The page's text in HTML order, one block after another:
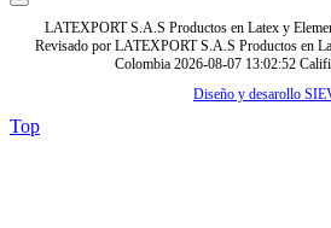
LATEXPORT S.A.S Productos en Latex y
Revisado por LATEXPORT S.A.S Productos en
Colombia 2026-08-07 13:02:52
Diseño y desarollo
Top